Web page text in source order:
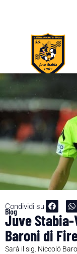
Condividi su:
Blog
Juve
Baroni di
Sarà il sig. Niccoló